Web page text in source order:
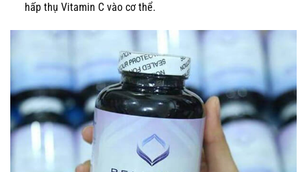
hấp thụ Vitamin C vào cơ thể.